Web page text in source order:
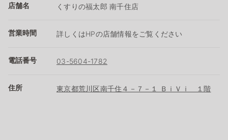
店舗名 くすりの福太郎 南千住店
営業時間 詳しくはHPの店舗情報をご覧ください
電話番号 03-5604-1782
住所 東京都荒川区南千住４－７－１ ＢｉＶｉ １階